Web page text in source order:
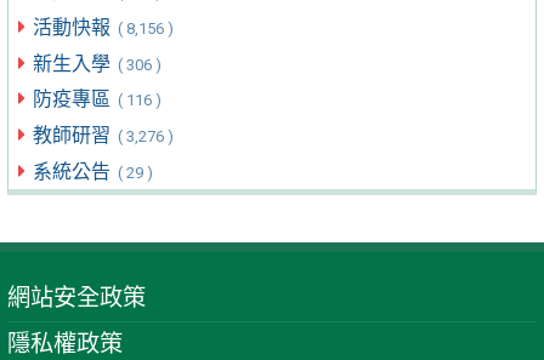
活動快報 ( 8,156 )
新生入學 ( 306 )
防疫專區 ( 116 )
教師研習 ( 3,276 )
系統公告 ( 29 )
網站安全政策
隱私權政策